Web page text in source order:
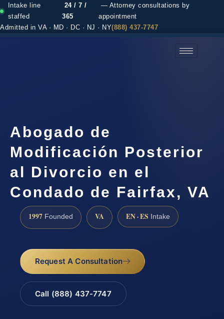
Intake line
staffed
24 / 7 /
365
— Attorney consultations by
appointment
Admitted in VA · MD · DC · NJ · NY(888) 437-7747
Abogado de
Modificación Posterior
al Divorcio en el
Condado de Fairfax, VA
1997 Founded VA EN · ES Intake
Request A Consultation
Call (888) 437-7747